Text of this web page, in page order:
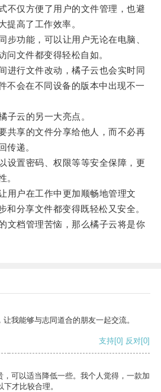
仅方便了用户的文件管理，也避
提高了工作效率。
功能，可以让用户无论在电脑、
问文件都变得轻松自如。
行文件改动，橘子云也会实时同
不会在不同设备的版本中出现不一
云的另一大亮点。
享的文件分享给他人，而不必再
传递。
置密码、权限等等安全保障，更
。
户在工作中更加顺畅地管理文
和分享文件都变得既轻松又安全。
档管理苦恼，那么橘子云将是你
我能够与志同道合的朋友一起交流。
支持[0] 反对[0]
可以适当降低一些。我个人觉得，一款加
才比较合理。